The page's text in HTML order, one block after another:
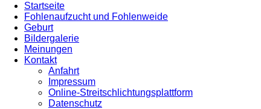
Startseite
Fohlenaufzucht und Fohlenweide
Geburt
Bildergalerie
Meinungen
Kontakt
Anfahrt
Impressum
Online-Streitschlichtungsplattform
Datenschutz